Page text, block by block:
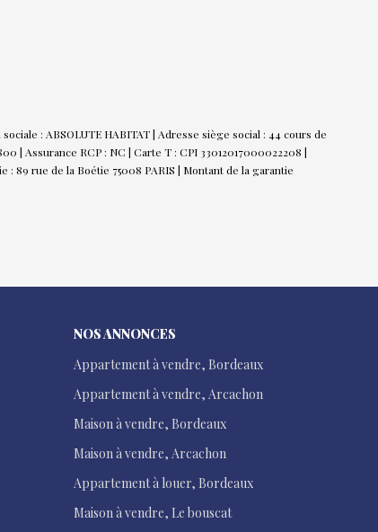
: ABSOLUTE HABITAT | Adresse siège social : 44 cours de
| Assurance RCP : NC | Carte T : CPI 33012017000022208 |
89 rue de la Boétie 75008 PARIS | Montant de la garantie
NOS ANNONCES
Appartement à vendre, Bordeaux
Appartement à vendre, Arcachon
Maison à vendre, Bordeaux
Maison à vendre, Arcachon
Appartement à louer, Bordeaux
Maison à vendre, Le bouscat